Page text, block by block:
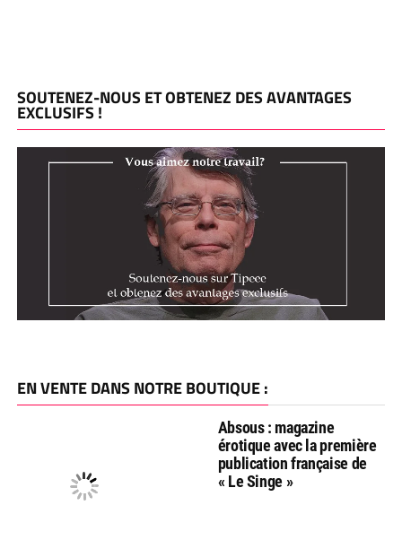
SOUTENEZ-NOUS ET OBTENEZ DES AVANTAGES
EXCLUSIFS !
EN VENTE DANS NOTRE BOUTIQUE :
Absous : magazine
érotique avec la première
publication française de
« Le Singe »